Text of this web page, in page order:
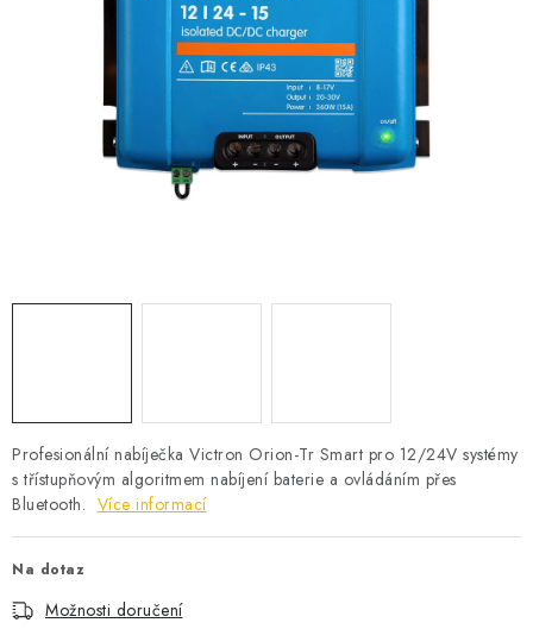
BATERIOVÉ BOXY
POWERBANKY
LITHIOVÉ BATERIE
TESTERY BATERIÍ
BATERIE PRO VYSAVAČE
Profesionální nabíječka Victron Orion-Tr Smart pro 12/24V systémy
s třístupňovým algoritmem nabíjení baterie a ovládáním přes
Bluetooth. Více informací
Na dotaz
Možnosti doručení